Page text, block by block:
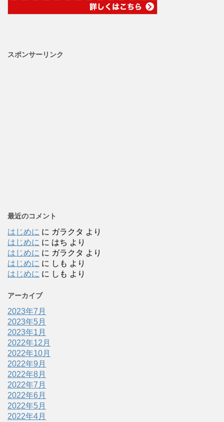
スポンサーリンク
最近のコメント
はじめに に ガラクタ より
はじめに に はち より
はじめに に ガラクタ より
はじめに に しも より
はじめに に しも より
アーカイブ
2023年7月
2023年5月
2023年1月
2022年12月
2022年10月
2022年9月
2022年8月
2022年7月
2022年6月
2022年5月
2022年4月